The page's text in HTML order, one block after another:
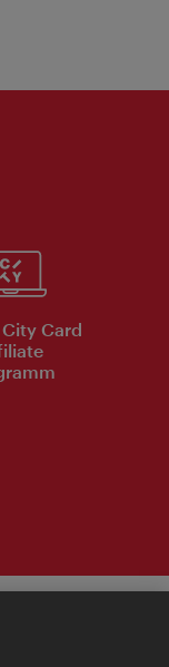
Card